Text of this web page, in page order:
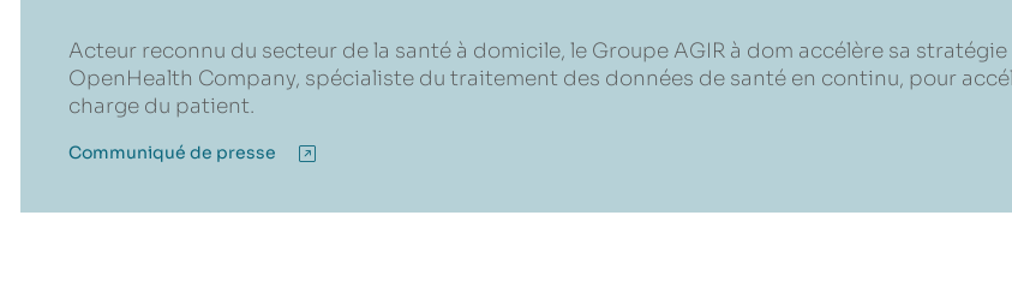
Acteur reconnu du secteur de la santé à domicile, le Groupe AGIR à dom accélère sa
OpenHealth Company, spécialiste du traitement des données de santé en continu, pour
charge du patient.
Communiqué de presse